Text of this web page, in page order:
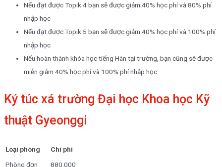
Nếu đạt được Topik 4 bạn sẽ được giảm 40% học phí và 80% phí
nhập học
Nếu đạt được Topik 5 bạn sẽ được giảm 40% học phí và 100% phí
nhập học
Nếu hoàn thành khóa học tiếng Hàn tại trường, bạn cũng sẽ được
miễn giảm 40% học phí và 100% phí nhập học
Ký túc xá trường Đại học Khoa học Kỹ
thuật Gyeonggi
Loại phòng
Chi phí
Phòng đơn
880.000